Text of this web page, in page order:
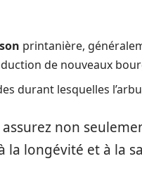
printanière,
de nouveaux
durant lesquelles
non
la longévité et à la